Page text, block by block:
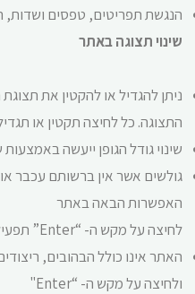
הנגשת תפריטים, טפסים ושדות,
שינוי תצוגה באתר
התצוגה. כל לחיצה תקטין או
שינוי גודל הגופן ייעשה
האפשרות הבאה באתר
לחיצה על מקש ה- “Enter” תפעיל את הקישור עליו נמצא הסמן
ולחיצה על מקש ה- “Enter"